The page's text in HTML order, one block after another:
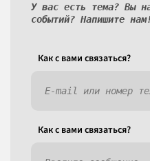
У вас есть тема? Вы
событий? Напишите нам!
Как c вами связаться?
Как c вами связаться?